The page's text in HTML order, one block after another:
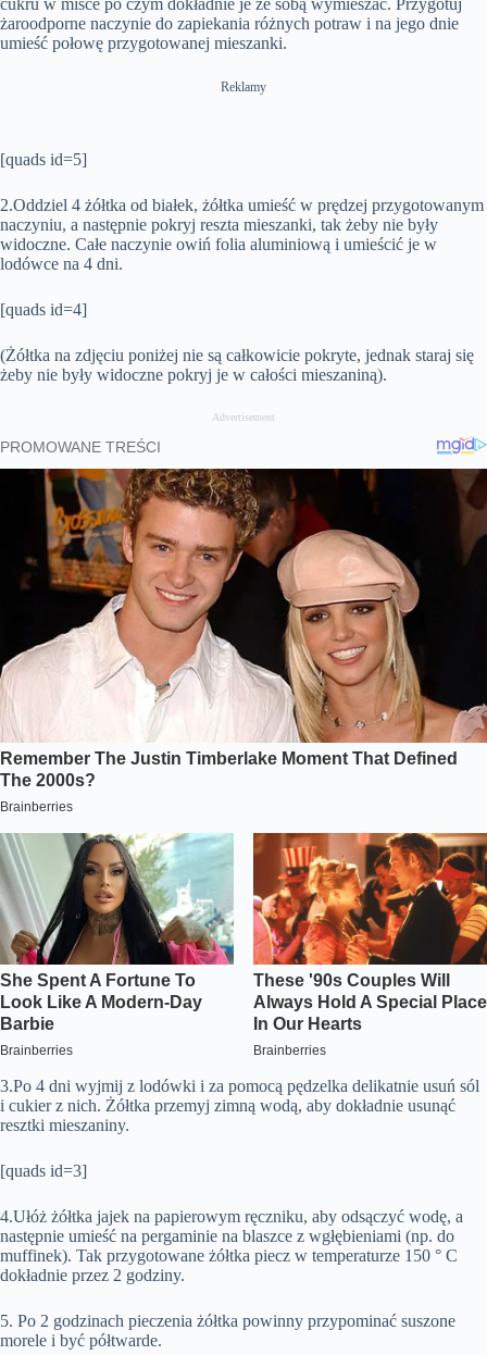
żaroodporne naczynie do zapiekania różnych potraw i na jego dnie
umieść połowę przygotowanej mieszanki.
Reklamy
[quads id=5]
2.Oddziel 4 żółtka od białek, żółtka umieść w prędzej przygotowanym
naczyniu, a następnie pokryj reszta mieszanki, tak żeby nie były
widoczne. Całe naczynie owiń folia aluminiową i umieścić je w
lodówce na 4 dni.
[quads id=4]
(Żółtka na zdjęciu poniżej nie są całkowicie pokryte, jednak staraj się
żeby nie były widoczne pokryj je w całości mieszaniną).
Advertisement
3.Po 4 dni wyjmij z lodówki i za pomocą pędzelka delikatnie usuń sól
i cukier z nich. Żółtka przemyj zimną wodą, aby dokładnie usunąć
resztki mieszaniny.
[quads id=3]
4.Ułóż żółtka jajek na papierowym ręczniku, aby odsączyć wodę, a
następnie umieść na pergaminie na blaszce z wgłębieniami (np. do
muffinek). Tak przygotowane żółtka piecz w temperaturze 150 ° C
dokładnie przez 2 godziny.
5. Po 2 godzinach pieczenia żółtka powinny przypominać suszone
morele i być półtwarde.